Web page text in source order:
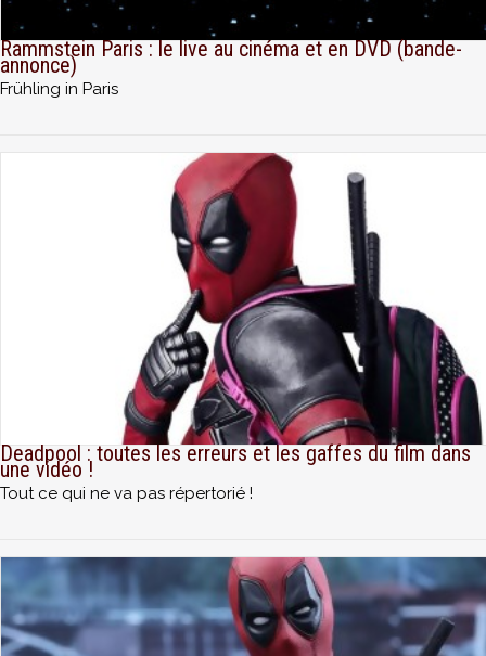
Rammstein Paris : le live au cinéma et en DVD (bande-
annonce)
Frühling in Paris
Deadpool : toutes les erreurs et les gaffes du film dans
une vidéo !
Tout ce qui ne va pas répertorié !